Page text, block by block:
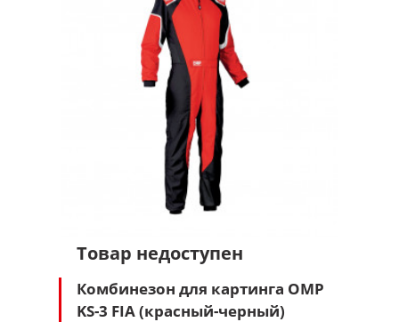
Товар недоступен
Комбинезон для картинга OMP
KS-3 FIA (красный-черный)